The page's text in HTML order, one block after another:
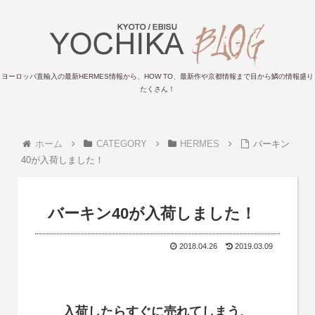
ヨーロッパ直輸入の最新HERMES情報から、HOW TO、最新作や京都情報まで目から鱗の情報盛り
たくさん！
ホーム CATEGORY HERMES
バーキン
40が入荷しました！
バーキン40が入荷しました！
2018.04.26 2019.03.09
入荷したらすぐに売れてしまう、